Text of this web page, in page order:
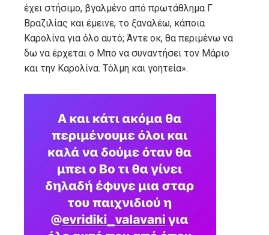
έχει στήσιμο, βγαλμένο από πρωτάθλημα Γ
Βραζιλίας και έμεινε, το ξαναλέω, κάποια
Καρολίνα για όλο αυτό; Άντε οκ, θα περιμένω να
δω να έρχεται ο Μπο να συναντήσει τον Μάριο
και την Καρολίνα. Τόλμη και γοητεία».